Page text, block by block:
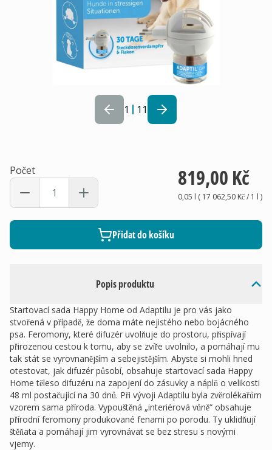
1 11
Popis produktu
Startovací sada Happy Home od Adaptilu je pro vás jako
stvořená v případě, že doma máte nejistého nebo bojácného
psa. Feromony, které difuzér uvolňuje do prostoru, přispívají
přirozenou cestou k tomu, aby se zvíře uvolnilo, a pomáhají mu
tak stát se vyrovnanějším a sebejistějším. Abyste si mohli hned
otestovat, jak difuzér působí, obsahuje startovací sada Happy
Home těleso difuzéru na zapojení do zásuvky a náplň o velikosti
48 ml postačující na 30 dnů. Při vývoji Adaptilu byla zvěrolékařům
vzorem sama příroda. Vypouštěná „interiérová vůně“ obsahuje
přírodní feromony produkované fenami po porodu. Ty uklidňují
štěňata a pomáhají jim vyrovnávat se bez stresu s novými
vjemy.
Počet 819,00 Kč
0,05 l ( 17 062,50 Kč/ 1 l )
Přidat do košíku